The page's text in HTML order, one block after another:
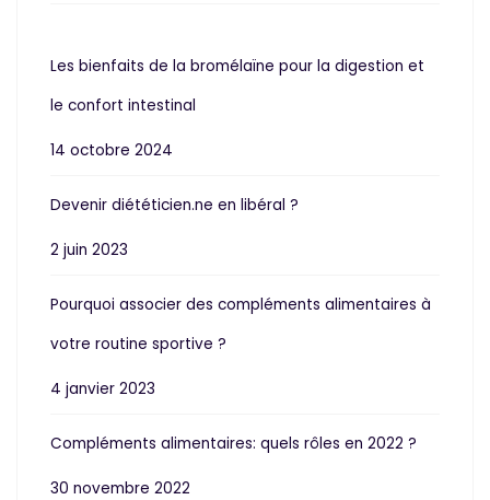
Les bienfaits de la bromélaïne pour la digestion et
le confort intestinal
14 octobre 2024
Devenir diététicien.ne en libéral ?
2 juin 2023
Pourquoi associer des compléments alimentaires à
votre routine sportive ?
4 janvier 2023
Compléments alimentaires: quels rôles en 2022 ?
30 novembre 2022